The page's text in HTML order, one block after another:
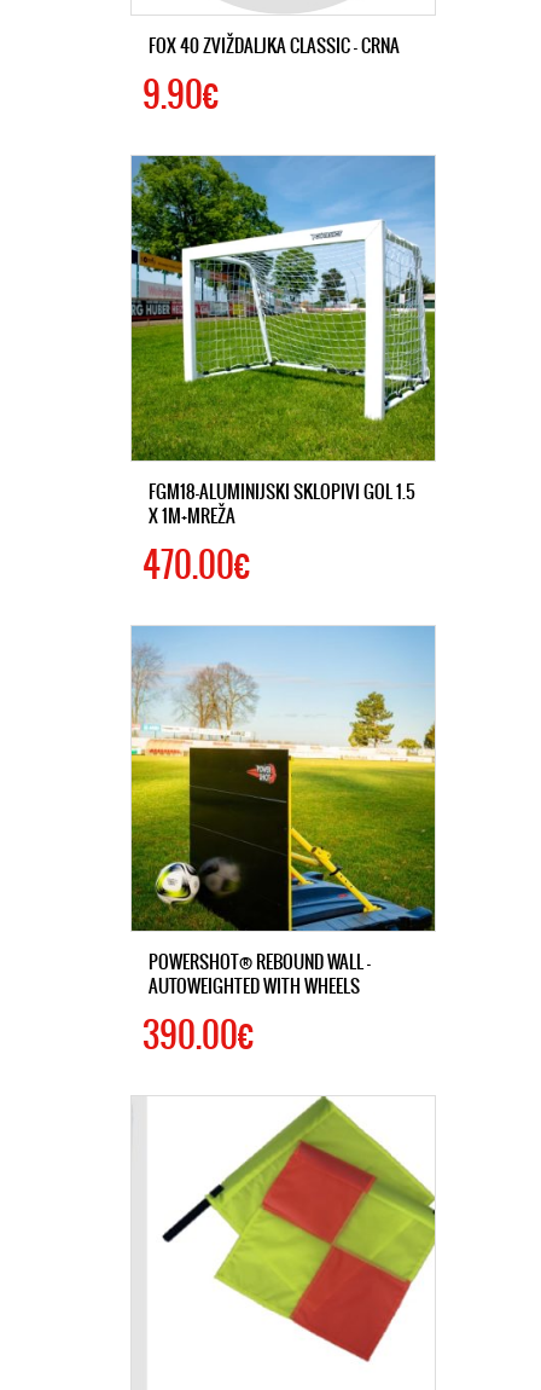
FOX 40 ZVIŽDALJKA CLASSIC – CRNA
9.90€
FGM18-ALUMINIJSKI SKLOPIVI GOL 1.5
X 1M+MREŽA
470.00€
POWERSHOT® REBOUND WALL –
AUTOWEIGHTED WITH WHEELS
390.00€